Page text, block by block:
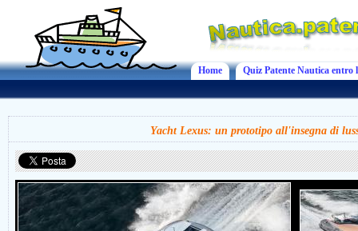
Home Quiz Patente Nautica entro
Yacht Lexus: un prototipo all'insegna di